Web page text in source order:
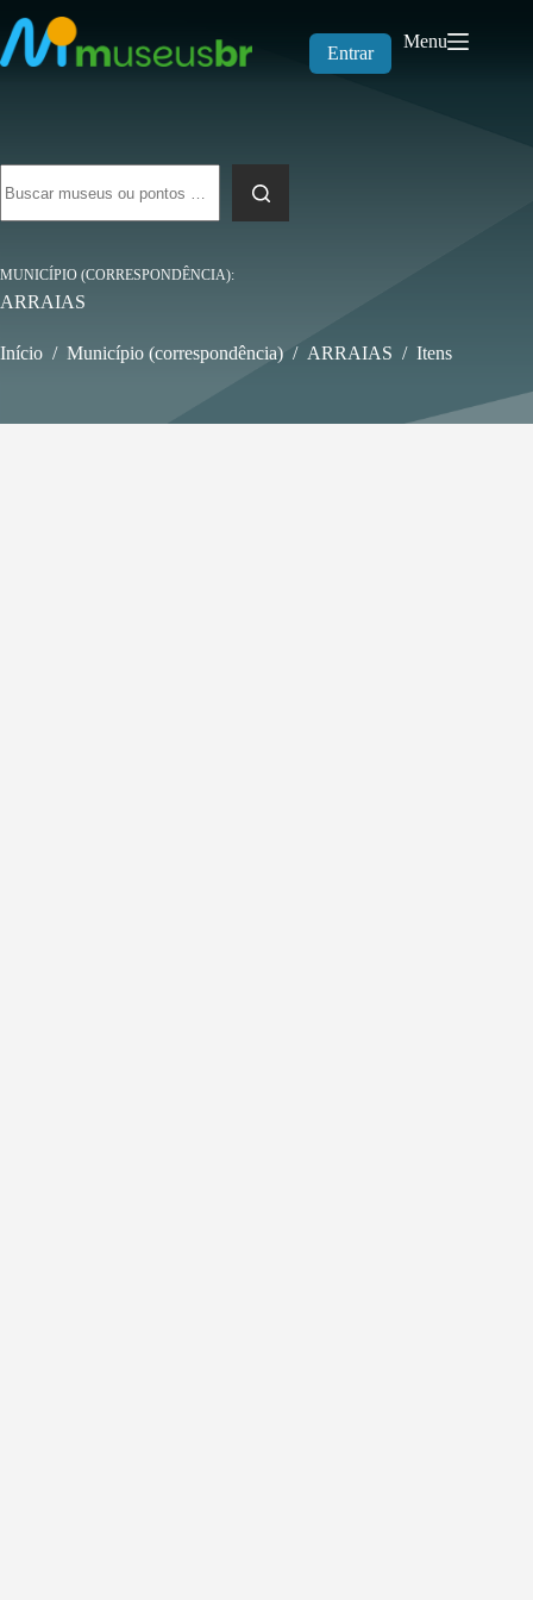
para
o
conteúdo
Entrar
Menu
resultados
MUNICÍPIO (CORRESPONDÊNCIA)
ARRAIAS
Início / Município (correspondência) / ARRAIAS / Itens